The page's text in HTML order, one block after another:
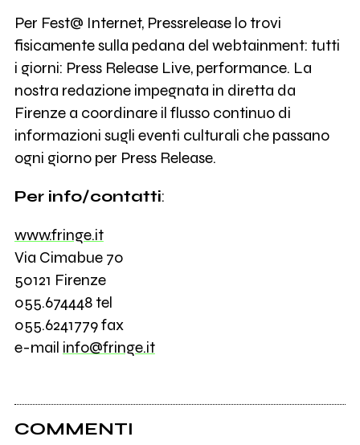
Per Fest@ Internet, Pressrelease lo trovi
fisicamente sulla pedana del webtainment: tutti
i giorni: Press Release Live, performance. La
nostra redazione impegnata in diretta da
Firenze a coordinare il flusso continuo di
informazioni sugli eventi culturali che passano
ogni giorno per Press Release.
Per info/contatti:
www.fringe.it
Via Cimabue 70
50121 Firenze
055.674448 tel
055.6241779 fax
e-mail info@fringe.it
COMMENTI